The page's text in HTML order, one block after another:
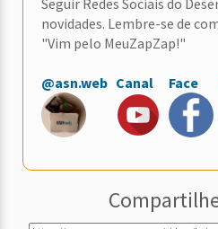
Seguir Redes Sociais do
novidades. Lembre-se de
"Vim pelo MeuZapZap!"
@asn.web Canal Face